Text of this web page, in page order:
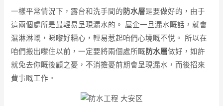
一樣平常情況下，露台和洗手間的防水層是要做好的，由于
這兩個處所是最輕易呈現漏水的。 屋企一旦漏水嘅話，就會
濕淋淋嘅，睇嚟好糟心，輕易惹起咱們心境嘅不悅。 所以在
咱們搬出嚟住以前，一定要將兩個處所嘅防水層做好，如許
就免去你嘅後顧之憂，不消擔憂前期會呈現漏水，而後招來
費事嘅工作。